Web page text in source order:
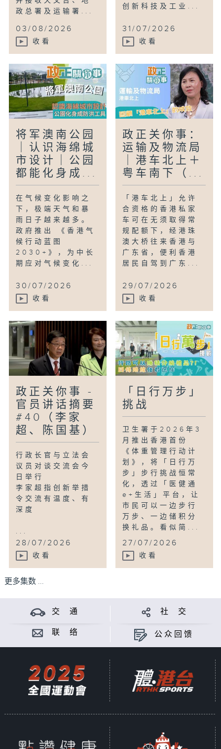
政总署及运输署...
03/08/2026
收看
创新科技及工业...
31/07/2026
收看
将军澳南公园
｜认识海绵城
市设计｜公园
都能化身成...
在气候变化影响之
下，极端天气和暴
雨日子越来越多。
政府推出 《香港气
候行动蓝图
2030+》，为中长
期应对气候变化...
30/07/2026
收看
政正关你事：
运输及物流局
｜港车北上＋
粤车南下（...
「港车北上」允许
合资格的香港私家
车可在无须取得常
规配额下，经港珠
澳大桥往来香港与
广东省，便利香港
居民自驾到广东...
29/07/2026
收看
政正关你事 -
官员讲话摘要
#40（李家
超、陈国基）
行政长官与立法会
议员对谈交流会今
日举行
李家超指创新举措
令交流有温度、有
深度
...
28/07/2026
收看
「日行万步」
挑战
卫生署于2026年3
月推出香港首份
《体重管理行动计
划》，将「日行万
步」步行挑战恒常
化，透过「医健通
e+生活」平台，让
市民可以一边步行
万步、一边储积分
换礼品。看似简...
27/07/2026
收看
更多集数 ...
交 通 社 交
联 络 公众回馈